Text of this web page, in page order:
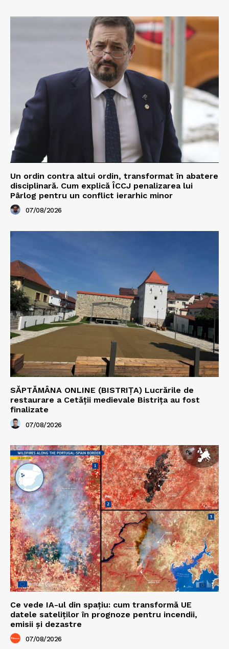
Un ordin contra altui ordin, transformat în abatere
disciplinară. Cum explică ÎCCJ penalizarea lui
Pârlog pentru un conflict ierarhic minor
07/08/2026
SĂPTĂMÂNA ONLINE (BISTRIȚA) Lucrările de
restaurare a Cetăţii medievale Bistriţa au fost
finalizate
07/08/2026
Ce vede IA-ul din spațiu: cum transformă UE
datele sateliților în prognoze pentru incendii,
emisii și dezastre
07/08/2026